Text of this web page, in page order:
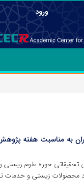
ورود
به مناسبت هفته
تحقیقاتی حوزه علوم زیستی